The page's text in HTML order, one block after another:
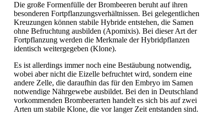
Die große Formenfülle der Brombeeren beruht auf ihren
besonderen Fortpflanzungsverhältnissen. Bei gelegentlichen
Kreuzungen können stabile Hybride entstehen, die Samen
ohne Befruchtung ausbilden (Apomixis). Bei dieser Art der
Fortpflanzung werden die Merkmale der Hybridpflanzen
identisch weitergegeben (Klone).
Es ist allerdings immer noch eine Bestäubung notwendig,
wobei aber nicht die Eizelle befruchtet wird, sondern eine
andere Zelle, die daraufhin das für den Embryo im Samen
notwendige Nährgewebe ausbildet. Bei den in Deutschland
vorkommenden Brombeerarten handelt es sich bis auf zwei
Arten um stabile Klone, die vor langer Zeit entstanden sind.